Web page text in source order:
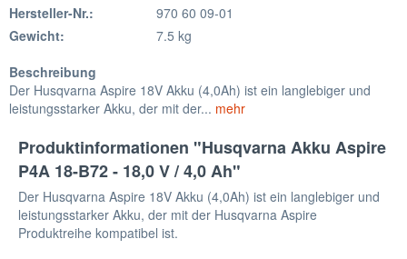
Hersteller-Nr.:
970 60 09-01
Gewicht:
7.5 kg
Beschreibung
Der Husqvarna Aspire 18V Akku (4,0Ah) ist ein langlebiger und
leistungsstarker Akku, der mit der... mehr
Produktinformationen "Husqvarna Akku Aspire
P4A 18-B72 - 18,0 V / 4,0 Ah"
Der Husqvarna Aspire 18V Akku (4,0Ah) ist ein langlebiger und
leistungsstarker Akku, der mit der Husqvarna Aspire
Produktreihe kompatibel ist.